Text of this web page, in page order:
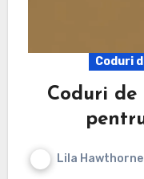
Coduri
Coduri de
Lila Hawthorne